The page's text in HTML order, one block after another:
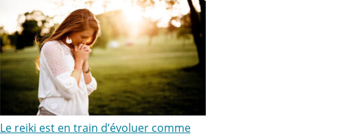
Le reiki est en train d’évoluer comme